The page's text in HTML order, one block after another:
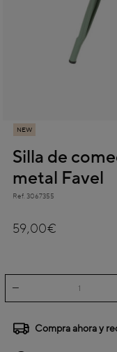
NEW
Silla de
metal Favel
Ref. 3067355
59,00€
Compra ahora y